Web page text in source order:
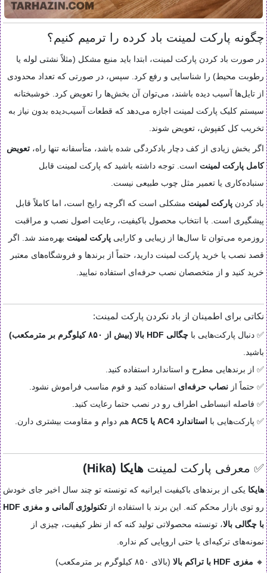
چگونه پارکت لمینت باد کرده را ترمیم کنیم؟
در صورت باد کردن پارکت لمینت، ابتدا باید منبع مشکل (مثلاً نشتی لوله یا
رطوبت محیط) را شناسایی و رفع کرد. سپس، در صورتی که تعداد محدودی
از تایل‌ها آسیب دیده باشند، می‌توان آن بخش‌ها را تعویض کرد. خوشبختانه
سیستم کلیک پارکت لمینت اجازه می‌دهد که قطعات آسیب‌دیده بدون نیاز به
تخریب کل کفپوش، تعویض شوند.
اگر بخش زیادی از کف دچار بادکردگی شده باشد، متأسفانه تنها راه، تعویض
کامل پارکت لمینت است. توجه داشته باشید که پارکت لمینت قابل
سنباده‌کاری یا تعمیر مثل چوب طبیعی نیست.
باد کردن پارکت لمینت مشکلی است که اگرچه رایج است، اما کاملاً قابل
پیشگیری است. با انتخاب محصول باکیفیت، رعایت اصول نصب و مراقبت
روزمره می‌توان تا سال‌ها از زیبایی و کارایی پارکت لمینت بهره‌مند شد. اگر
قصد نصب یا خرید پارکت لمینت دارید، حتماً از برندها و فروشگاه‌های معتبر
خرید کنید و از متخصصان نصب حرفه‌ای استفاده نمایید.
نکاتی برای اطمینان از باد نکردن پارکت لمینت:
✅ دنبال پارکت‌هایی با چگالی HDF بالا (بیش از ۸۵۰ کیلوگرم بر مترمکعب)
باشید.
✅ از برندهایی مطرح و استاندارد استفاده کنید.
✅ حتماً از نصاب حرفه‌ای استفاده کنید و فوم مناسب فراموش نشود.
✅ فاصله انبساطی اطراف رو در نصب حتما رعایت کنید.
✅ پارکت‌هایی با استاندارد AC4 یا AC5 هم دوام و مقاومت بیشتری دارن.
✅ معرفی پارکت لمینت هایکا (Hika)
هایکا یکی از برندهای باکیفیت ایرانیه که تونسته تو چند سال اخیر جای خودش
رو توی بازار محکم کنه. این برند با استفاده از
تکنولوژی آلمانی و مغزی HDF
با چگالی بالا، تونسته محصولاتی تولید کنه که از نظر کیفیت، چیزی از
نمونه‌های ترکیه‌ای یا حتی اروپایی کم نداره.
🔸 مغزی HDF با تراکم بالا
(بالای ۸۵۰ کیلوگرم بر مترمکعب)